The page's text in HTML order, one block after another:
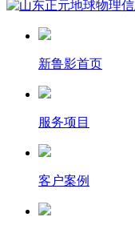
新鲁影首页
服务项目
客户案例